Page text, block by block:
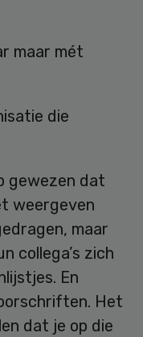
maar mét
die
gewezen dat
weergeven
maar
collega’s zich
En
Het
dat je op die